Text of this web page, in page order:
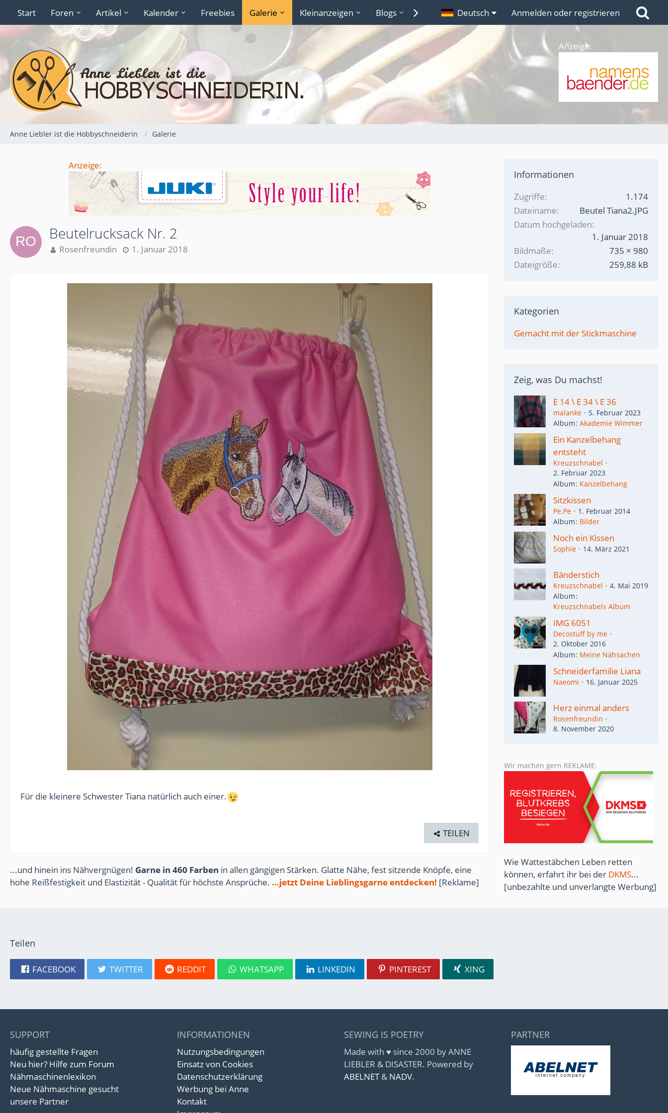
Start Foren Artikel Kalender Freebies Galerie Kleinanzeigen Blogs Lexikon Links
Deutsch Anmelden oder registrieren
Anzeige:
Anne Liebler ist die Hobbyschneiderin Galerie
Anzeige:
Beutelrucksack Nr. 2
Rosenfreundin 1. Januar 2018
Für die kleinere Schwester Tiana natürlich auch einer.
TEILEN
...und hinein ins Nähvergnügen! Garne in 460 Farben in allen gängigen Stärken. Glatte Nähe, fest sitzende Knöpfe, eine
hohe Reißfestigkeit und Elastizität - Qualität für höchste Ansprüche. ...jetzt Deine Lieblingsgarne entdecken! [Reklame]
Informationen
Zugriffe
1.174
Dateiname
Beutel Tiana2.JPG
Datum hochgeladen
1. Januar 2018
Bildmaße
735 × 980
Dateigröße
259,88 kB
Kategorien
Gemacht mit der Stickmaschine
Zeig, was Du machst!
E 14 \ E 34 \ E 36
malanke
5. Februar 2023
Album Akademie Wimmer
Ein Kanzelbehang
entsteht
Kreuzschnabel
2. Februar 2023
Album Kanzelbehang
Sitzkissen
Pe.Pe
1. Februar 2014
Album Bilder
Noch ein Kissen
Sophie 14. März 2021
Bänderstich
Kreuzschnabel
4. Mai 2019
Album
Kreuzschnabels Album
IMG 6051
Decostuff by me
2. Oktober 2016
Album Meine Nähsachen
Schneiderfamilie Liana
Naeomi 16. Januar 2025
Herz einmal anders
Rosenfreundin
8. November 2020
Wir machen gern REKLAME:
Wie Wattestäbchen Leben retten
können, erfahrt ihr bei der DKMS...
[unbezahlte und unverlangte Werbung]
Teilen
FACEBOOK TWITTER REDDIT WHATSAPP LINKEDIN PINTEREST XING
SUPPORT
häufig gestellte Fragen
Neu hier? Hilfe zum Forum
Nähmaschinenlexikon
Neue Nähmaschine gesucht
unsere Partner
INFORMATIONEN
Nutzungsbedingungen
Einsatz von Cookies
Datenschutzerklärung
Werbung bei Anne
Kontakt
SEWING IS POETRY
Made with ♥ since 2000 by ANNE
LIEBLER & DISASTER. Powered by
ABELNET& NADV.
PARTNER